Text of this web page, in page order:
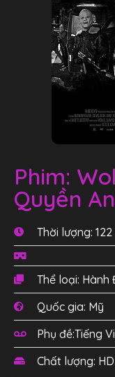
Phim:
Quyền
Thời lượng:
Thể loại: Hành
Quốc gia: Mỹ
Phụ đề:Tiếng
Chất lượng: